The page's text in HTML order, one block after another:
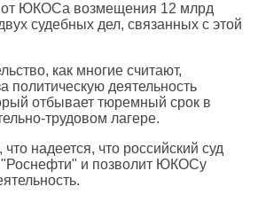
от ЮКОСа возмещения 12 млрд
судебных дел, связанных с этой
как многие считают,
деятельность
отбывает тюремный срок в
трудовом лагере.
надеется, что российский суд
"Роснефти" и позволит ЮКОСу